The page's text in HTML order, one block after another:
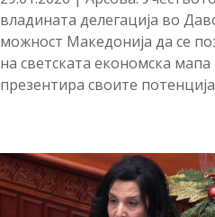
владината делегација во
можност Македонија да се
на светската економска мапа
презентира своите